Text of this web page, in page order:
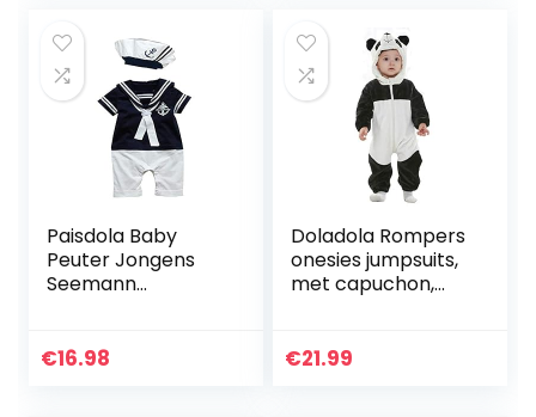
Paisdola Baby
Peuter Jongens
Seemann
€16.98
Doladola Rompers
onesies jumpsuits,
met capuchon,
dierenprint, voor
€21.99